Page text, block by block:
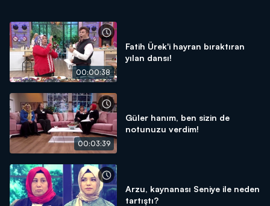
00:00:38
Fatih Ürek'i hayran bıraktıran
yılan dansı!
00:03:39
Güler hanım, ben sizin de
notunuzu verdim!
Arzu, kaynanası Seniye ile neden
tartıştı?